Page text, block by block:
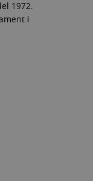
1972.
i